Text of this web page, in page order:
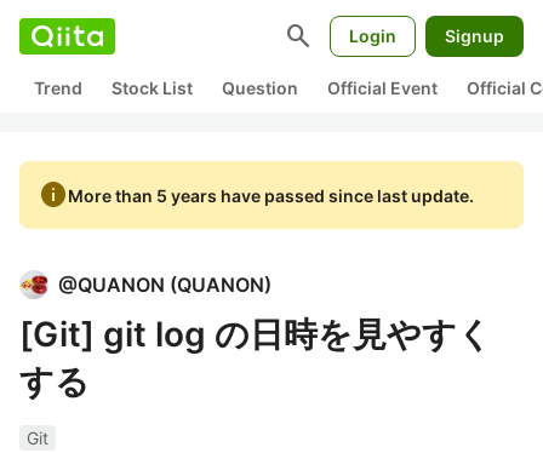
search Login Signup
Trend Stock List Question Official Event Official
infoMore than 5 years have passed since last update.
@QUANON (QUANON)
[Git] git log の日時を見やすく
する
Git